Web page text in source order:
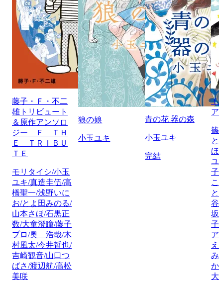
藤子・Ｆ・不二
雄トリビュート
＆原作アンソロ
ジー Ｆ ＴＨ
Ｅ ＴＲＩＢＵ
ＴＥ
モリタイシ/小玉
ユキ/真造圭伍/高
橋聖一/浅野いに
お/とよ田みのる/
山本さほ/石黒正
数/大童澄瞳/藤子
プロ/奥 浩哉/木
村風太/今井哲也/
吉崎観音/山口つ
ばさ/渡辺航/高松
美咲
狼の娘
小玉ユキ
青の花 器の森
小玉ユキ
完結
ｆ
ア
篠
と
ほ
ユ
子/
こ
と
谷
坂
子/
ア
え
み/
か
大